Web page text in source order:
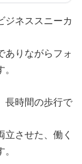
ジネススニーカ
ありながらフォ
長時間の歩行で
させた、働く